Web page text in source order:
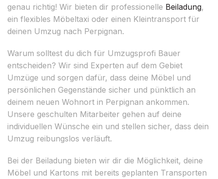
genau richtig! Wir bieten dir professionelle Beiladung,
ein flexibles Möbeltaxi oder einen Kleintransport für
deinen Umzug nach Perpignan.
Warum solltest du dich für Umzugsprofi Bauer
entscheiden? Wir sind Experten auf dem Gebiet
Umzüge und sorgen dafür, dass deine Möbel und
persönlichen Gegenstände sicher und pünktlich an
deinem neuen Wohnort in Perpignan ankommen.
Unsere geschulten Mitarbeiter gehen auf deine
individuellen Wünsche ein und stellen sicher, dass dein
Umzug reibungslos verläuft.
Bei der Beiladung bieten wir dir die Möglichkeit, deine
Möbel und Kartons mit bereits geplanten Transporten